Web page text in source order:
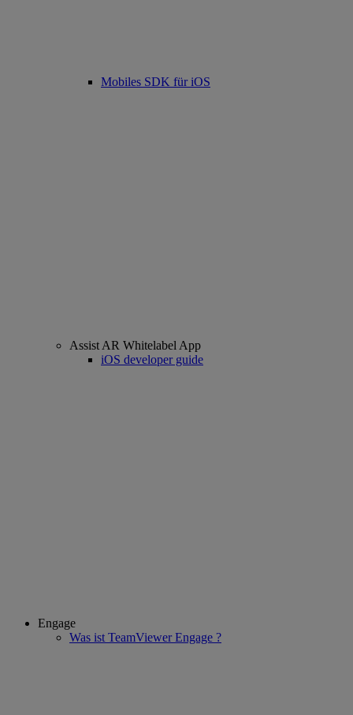
Mobiles SDK für iOS
Assist AR Whitelabel App
iOS developer guide
Engage
Was ist TeamViewer Engage ?